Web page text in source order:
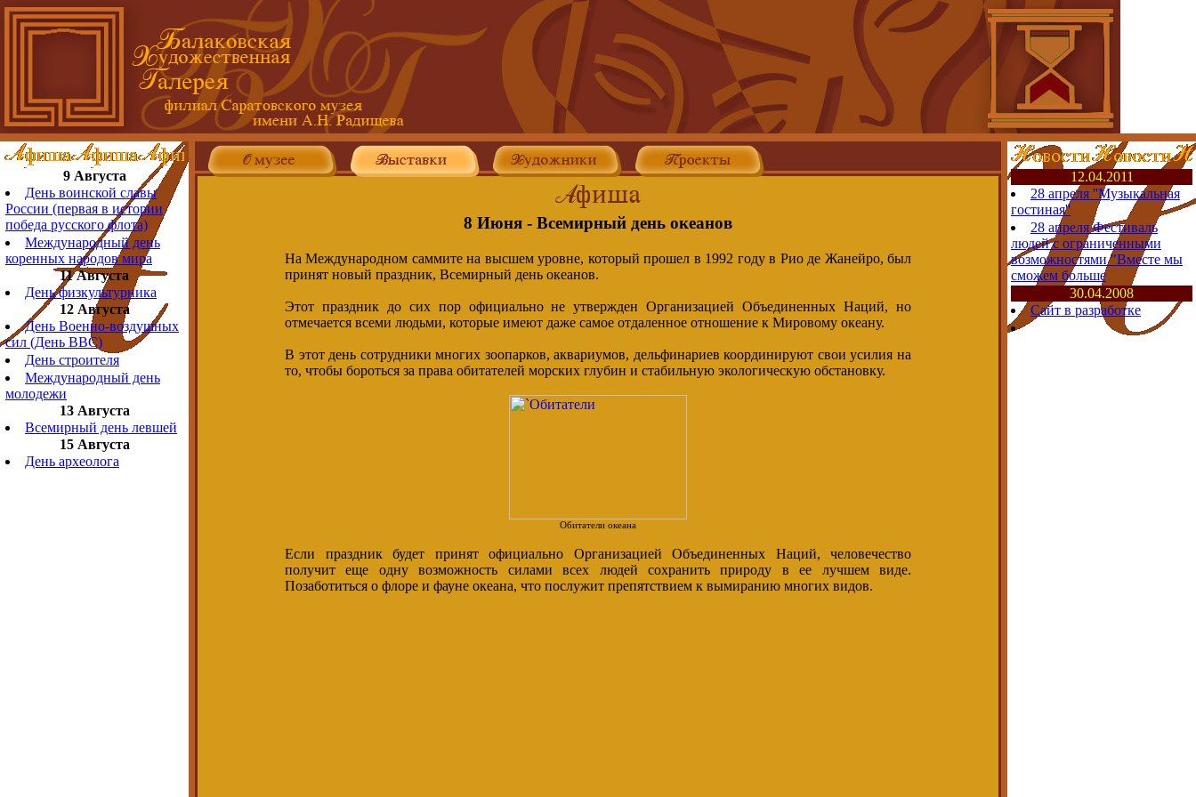
9 Августа
День воинской славы
России (первая в истории
победа русского флота)
Международный день
коренных народов мира
11 Августа
День физкультурника
12 Августа
День Военно-воздушных
сил (День ВВС)
День строителя
Международный день
молодежи
13 Августа
Всемирный день левшей
15 Августа
День археолога
8 Июня - Всемирный день океанов
На Международном саммите на высшем уровне, который прошел в 1992 году в Рио де Жанейро, был
принят новый праздник, Всемирный день океанов.
Этот праздник до сих пор официально не утвержден Организацией Объединенных Наций, но
отмечается всеми людьми, которые имеют даже самое отдаленное отношение к Мировому океану.
В этот день сотрудники многих зоопарков, аквариумов, дельфинариев координируют свои усилия на
то, чтобы бороться за права обитателей морских глубин и стабильную экологическую обстановку.
Обитатели океана
Если праздник будет принят официально Организацией Объединенных Наций, человечество
получит еще одну возможность силами всех людей сохранить природу в ее лучшем виде.
Позаботиться о флоре и фауне океана, что послужит препятствием к вымиранию многих видов.
12.04.2011
28 апреля ''Музыкальная
гостиная''
28 апреля Фестиваль
людей с ограниченными
возможностями "Вместе мы
сможем больше
30.04.2008
Сайт в разработке